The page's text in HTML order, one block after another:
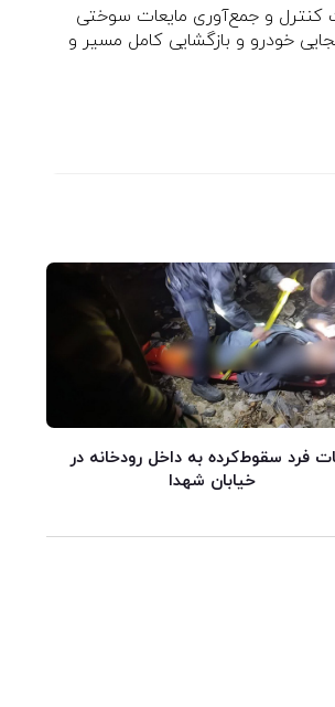
کنترل و جمع‌آوری مایعات سوختی
خودرو و بازگشایی کامل مسیر و
فرد سقوط‌کرده به داخل رودخانه در
خیابان شهدا